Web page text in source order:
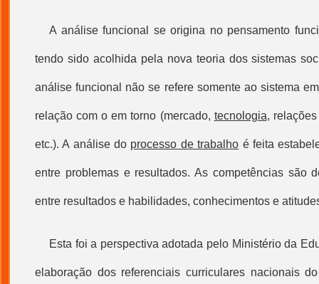
A análise funcional se origina no pensamento
tendo sido acolhida pela nova teoria dos sistemas
análise funcional não se refere somente ao sistema
relação com o em torno (mercado, tecnologia,
etc.). A análise do processo de trabalho é feita
entre problemas e resultados. As competências são
entre resultados e habilidades, conhecimentos e
Esta foi a perspectiva adotada pelo Ministério da
elaboração dos referenciais curriculares nacionais